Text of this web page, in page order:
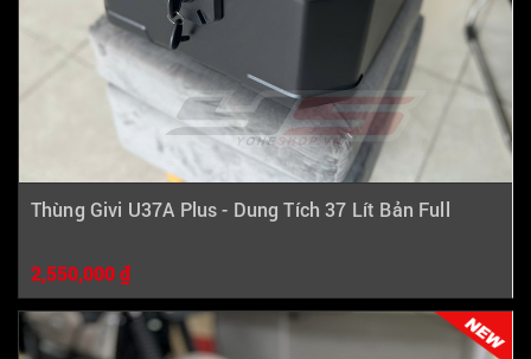
Thùng Givi U37A Plus - Dung Tích 37 Lít Bản Full
2,550,000 ₫